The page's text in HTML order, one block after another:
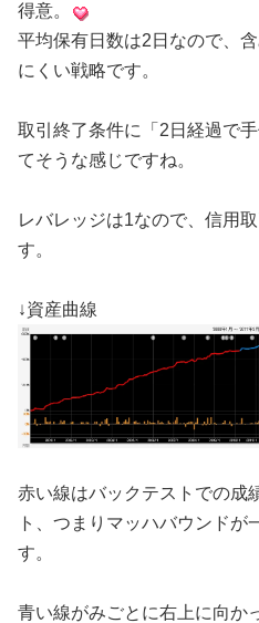
得意。
平均保有日数は2日なので、
にくい戦略です。
取引終了条件に「2日経過で
てそうな感じですね。
レバレッジは1なので、信用
す。
↓資産曲線
赤い線はバックテストでの成
ト、つまりマッハバウンド
す。
青い線がみごとに右上に向か